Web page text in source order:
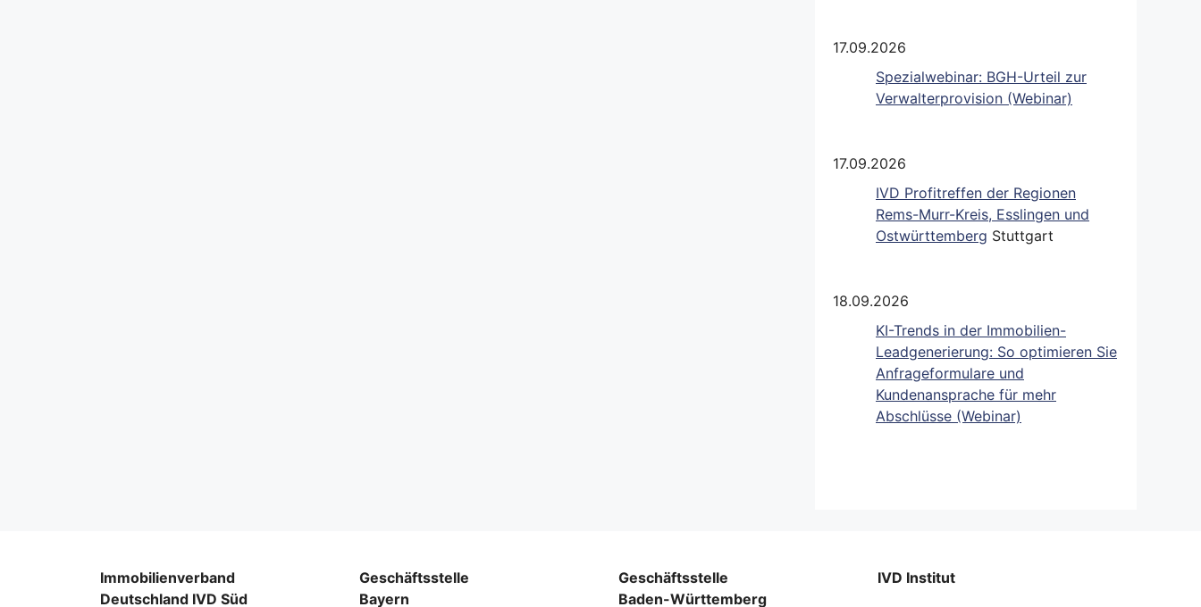
17.09.2026
Spezialwebinar: BGH-Urteil zur
Verwalterprovision (Webinar)
17.09.2026
IVD Profitreffen der Regionen
Rems-Murr-Kreis, Esslingen und
Ostwürttemberg Stuttgart
18.09.2026
KI-Trends in der Immobilien-
Leadgenerierung: So optimieren Sie
Anfrageformulare und
Kundenansprache für mehr
Abschlüsse (Webinar)
Immobilienverband
Deutschland IVD Süd
Geschäftsstelle
Bayern
Geschäftsstelle
Baden-Württemberg
IVD Institut